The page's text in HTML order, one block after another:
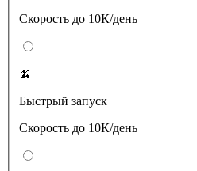
Скорость до 10К/день
🍌
Быстрый запуск
Скорость до 10К/день